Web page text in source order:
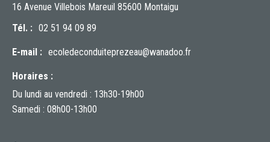
16 Avenue Villebois Mareuil 85600 Montaigu
Tél. : 02 51 94 09 89
E-mail : ecoledeconduiteprezeau@wanadoo.fr
Horaires :
Du lundi au vendredi : 13h30-19h00
Samedi : 08h00-13h00